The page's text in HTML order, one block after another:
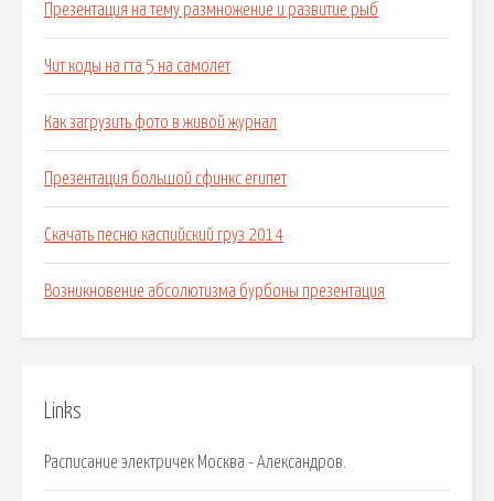
Презентация на тему размножение и развитие рыб
Чит коды на гта 5 на самолет
Как загрузить фото в живой журнал
Презентация большой сфинкс египет
Скачать песню каспийский груз 2014
Возникновение абсолютизма бурбоны презентация
Links
Расписание электричек Москва - Александров.